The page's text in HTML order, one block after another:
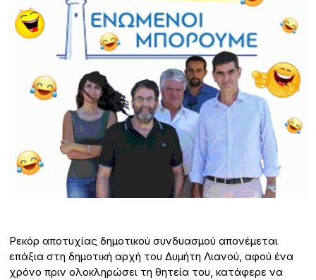
Ρεκόρ αποτυχίας δημοτικού συνδυασμού απονέμεται
επάξια στη δημοτική αρχή του Δυμήτη Λιανού, αφού ένα
χρόνο πριν ολοκληρώσει τη θητεία του, κατάφερε να